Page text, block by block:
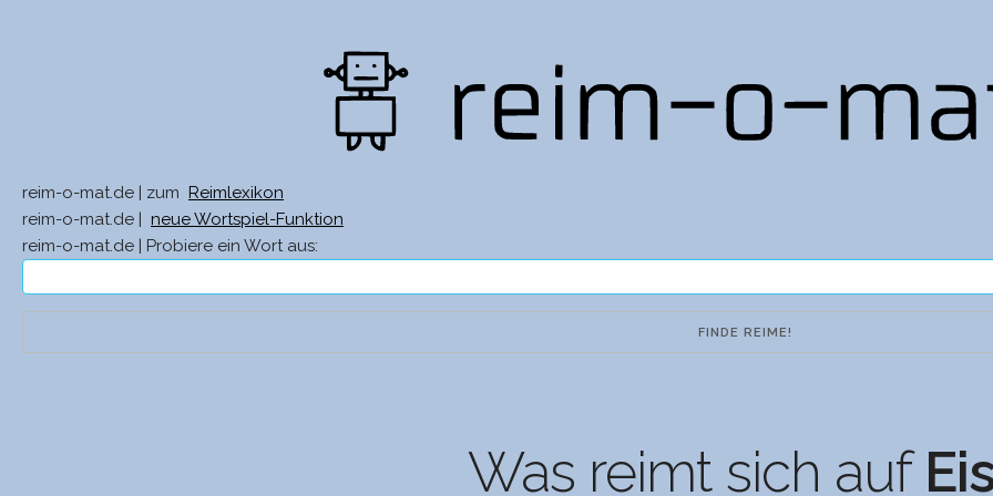
reim-o-mat.de | zum
Reimlexikon
reim-o-mat.de |
neue Wortspiel-Funktion
reim-o-mat.de | Probiere ein Wort aus:
Was reimt sich auf